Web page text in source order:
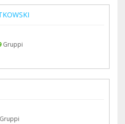
Gruppi
Gruppi